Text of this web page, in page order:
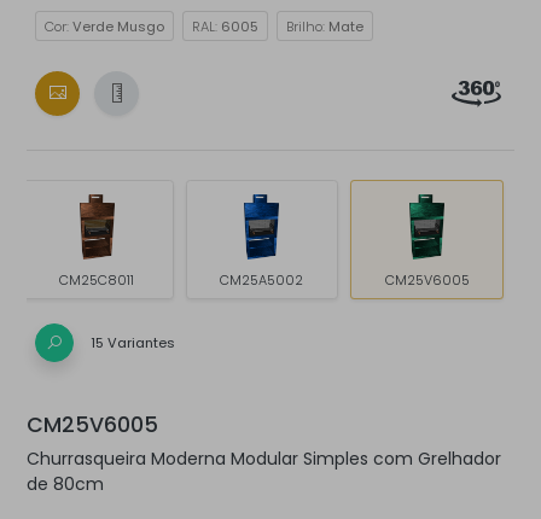
Cor:Verde Musgo RAL: 6005 Brilho: Mate
CM25C8011 CM25A5002 CM25V6005
15 Variantes
CM25V6005
Churrasqueira Moderna Modular Simples com Grelhador
de 80cm